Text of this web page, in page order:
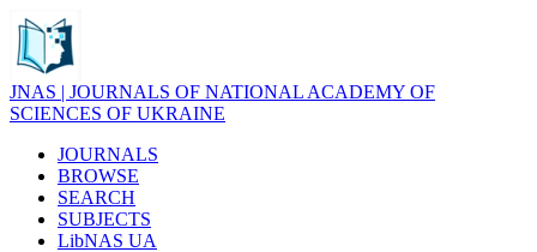
JNAS | JOURNALS OF NATIONAL ACADEMY OF
SCIENCES OF UKRAINE
JOURNALS
BROWSE
SEARCH
SUBJECTS
LibNAS UA